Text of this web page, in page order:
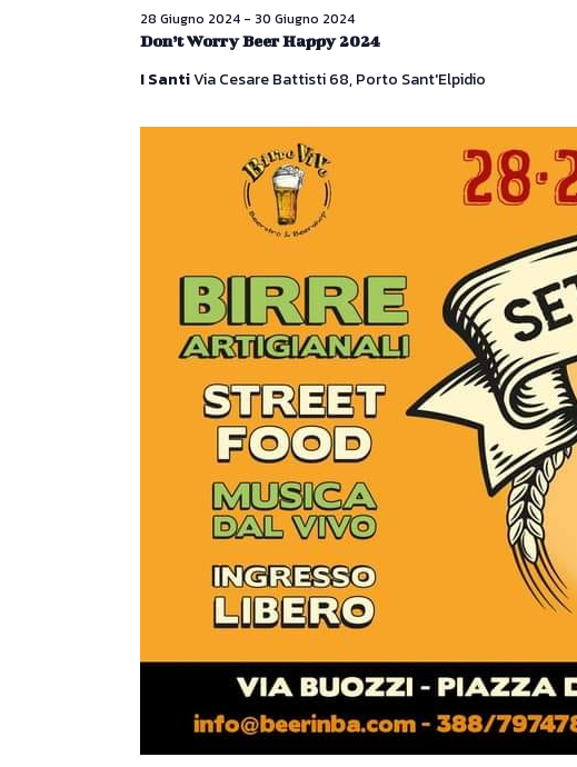
Don’t Worry Beer Happy 2024
28 Giugno 2024- 30 Giugno 2024
I SantiVia Cesare Battisti 68, Porto Sant'Elpidio